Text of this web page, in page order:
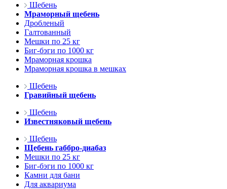
Щебень
Мраморный щебень
Дробленый
Галтованный
Мешки по 25 кг
Биг-бэги по 1000 кг
Мраморная крошка
Мраморная крошка в мешках
Щебень
Гравийный щебень
Щебень
Известняковый щебень
Щебень
Щебень габбро-диабаз
Мешки по 25 кг
Биг-бэги по 1000 кг
Камни для бани
Для аквариума